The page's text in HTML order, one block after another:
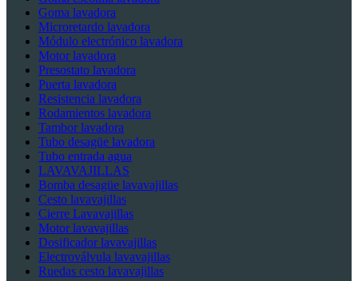
Goma lavadora
Microretardo lavadora
Módulo electrónico lavadora
Motor lavadora
Presostato lavadora
Puerta lavadora
Resistencia lavadora
Rodamientos lavadora
Tambor lavadora
Tubo desagüe lavadora
Tubo entrada agua
LAVAVAJILLAS
Bomba desagüe lavavajillas
Cesto lavavajillas
Cierre Lavavajillas
Motor lavavajillas
Dosificador lavavajillas
Electroválvula lavavajillas
Ruedas cesto lavavajillas